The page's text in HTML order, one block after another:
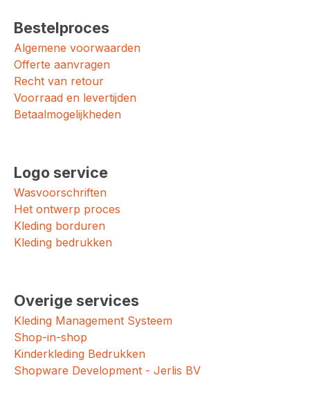
Bestelproces
Algemene voorwaarden
Offerte aanvragen
Recht van retour
Voorraad en levertijden
Betaalmogelijkheden
Logo service
Wasvoorschriften
Het ontwerp proces
Kleding borduren
Kleding bedrukken
Overige services
Kleding Management Systeem
Shop-in-shop
Kinderkleding Bedrukken
Shopware Development - Jerlis BV